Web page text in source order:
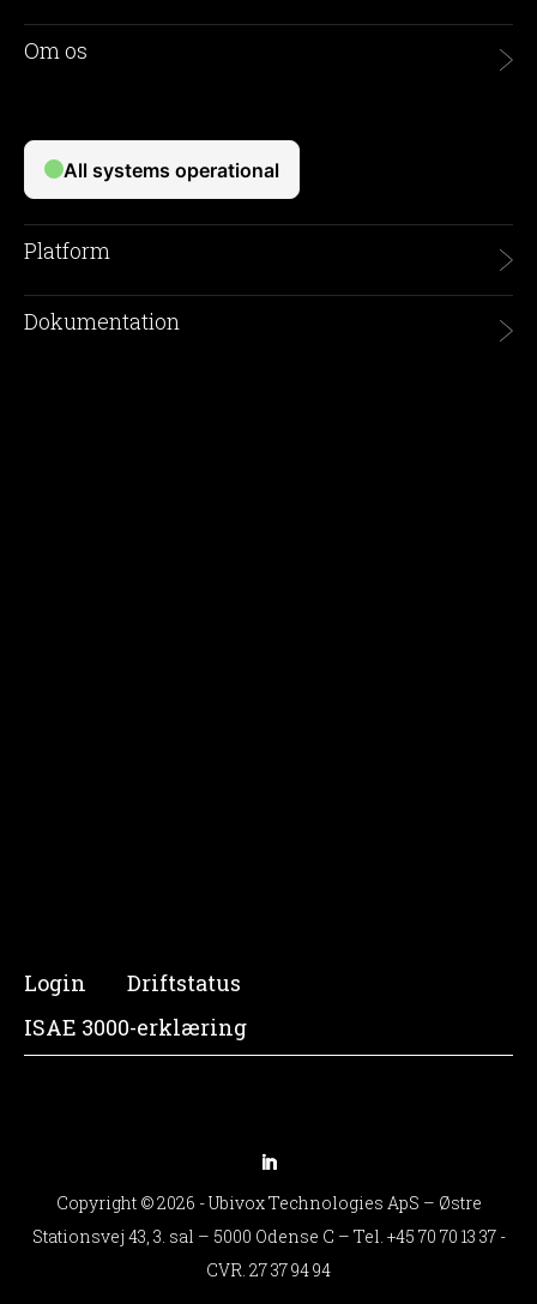
Om os
Platform
Dokumentation
Login
Driftstatus
ISAE 3000-erklæring
Copyright © 2026 - Ubivox Technologies ApS – Østre
Stationsvej 43, 3. sal – 5000 Odense C – Tel. +45 70 70 13 37-
CVR. 27 37 94 94